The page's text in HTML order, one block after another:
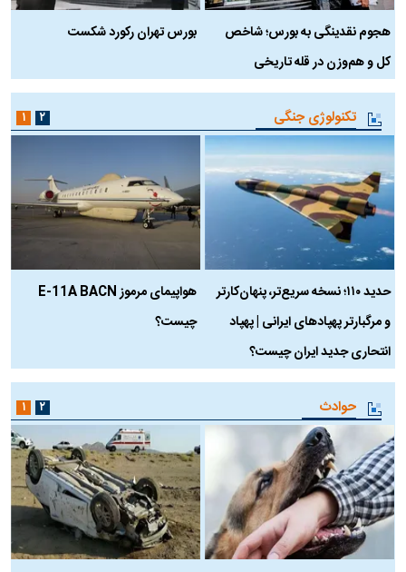
هجوم نقدینگی به بورس؛ شاخص
کل و هم‌وزن در قله تاریخی
بورس تهران رکورد شکست
تکنولوژی جنگی
حدید ۱۱۰؛ نسخه سریع‌تر، پنهان‌کارتر
و مرگبارتر پهپادهای ایرانی | پهپاد
انتحاری جدید ایران چیست؟
هواپیمای مرموز E-11A BACN
چیست؟
۱ ۲
حوادث ۱ ۲